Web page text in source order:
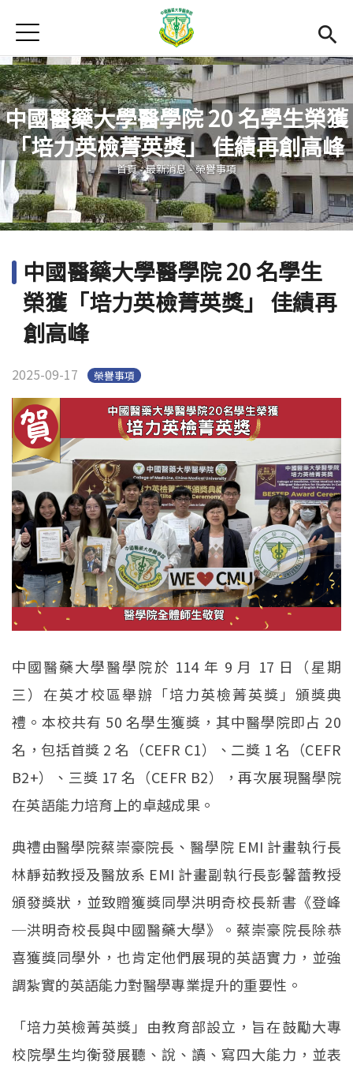
最新消息
Open submenu (關於本院)
關於本院
Open submenu (學院成員)
學院成員
學術單位
Open submenu (國際交流)
國際交流
雙語計畫(link is external)
En
Jump to Navigation
Jump to Main content
中國醫藥大學醫學院 20 名學生榮獲
「培力英檢菁英獎」 佳績再創高峰
您在這裡
首頁-最新消息-榮譽事項
中國醫藥大學醫學院 20 名學生
榮獲「培力英檢菁英獎」 佳績再
創高峰
2025-09-17 榮譽事項
中國醫藥大學醫學院於 114 年 9 月 17 日（星期
三）在英才校區舉辦「培力英檢菁英獎」頒獎典
禮。本校共有 50 名學生獲獎，其中醫學院即占 20
名，包括首獎 2 名（CEFR C1）、二獎 1 名（CEFR
B2+）、三獎 17 名（CEFR B2），再次展現醫學院
在英語能力培育上的卓越成果。
典禮由醫學院蔡崇豪院長、醫學院 EMI 計畫執行長
林靜茹教授及醫放系 EMI 計畫副執行長彭馨蕾教授
頒發獎狀，並致贈獲獎同學洪明奇校長新書《登峰
─洪明奇校長與中國醫藥大學》。蔡崇豪院長除恭
喜獲獎同學外，也肯定他們展現的英語實力，並強
調紮實的英語能力對醫學專業提升的重要性。
「培力英檢菁英獎」由教育部設立，旨在鼓勵大專
校院學生均衡發展聽、說、讀、寫四大能力，並表